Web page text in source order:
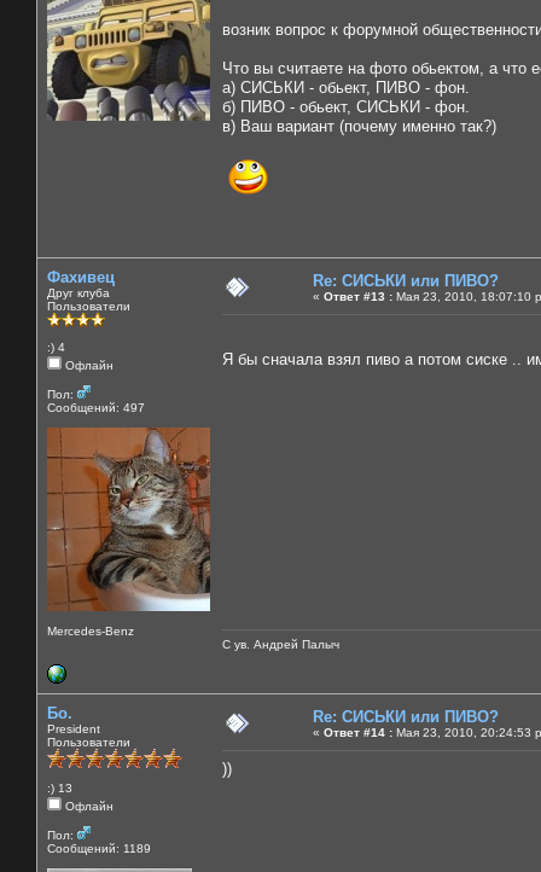
возник вопрос к форумной
Что вы считаете на фото обьектом, а что
а) СИСЬКИ - обьект, ПИВО - фон.
б) ПИВО - обьект, СИСЬКИ - фон.
в) Ваш вариант (почему именно так?)
Фахивец
Друг клуба
Пользователи
:) 4
Офлайн
Пол:
Сообщений: 497
Mercedes-Benz
Re: СИСЬКИ или ПИВО?
« Ответ #13 : Мая 23, 2010, 18:07:10
Я бы сначала взял пиво а потом сиске ..
С ув. Андрей Палыч
Бо.
President
Пользователи
:) 13
Офлайн
Пол:
Сообщений: 1189
Re: СИСЬКИ или ПИВО?
« Ответ #14 : Мая 23, 2010, 20:24:53
))